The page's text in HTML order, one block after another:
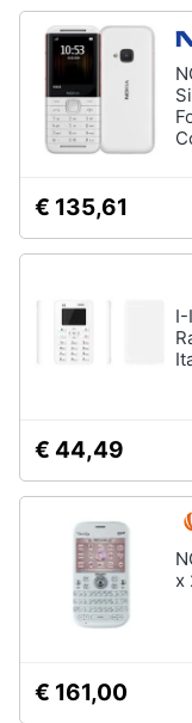
Motori
Libri,
cd
Festività
Promozioni
Assistenza
clienti
Cordless
Telefono
Brondi
tutti
€ 135,61
I-
€ 44,49
x
€ 161,00